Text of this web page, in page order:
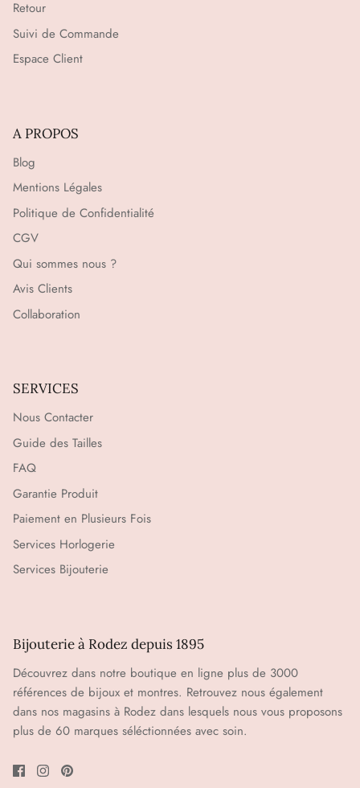
Retour
Suivi de Commande
Espace Client
A PROPOS
Blog
Mentions Légales
Politique de Confidentialité
CGV
Qui sommes nous ?
Avis Clients
Collaboration
SERVICES
Nous Contacter
Guide des Tailles
FAQ
Garantie Produit
Paiement en Plusieurs Fois
Services Horlogerie
Services Bijouterie
Bijouterie à Rodez depuis 1895
Découvrez dans notre boutique en ligne plus de 3000
références de bijoux et montres. Retrouvez nous également
dans nos magasins à Rodez dans lesquels nous vous proposons
plus de 60 marques séléctionnées avec soin.